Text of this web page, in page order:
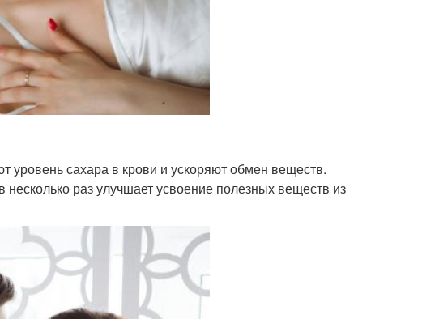
уровень сахара в крови и ускоряют обмен веществ.
раз улучшает усвоение полезных веществ из